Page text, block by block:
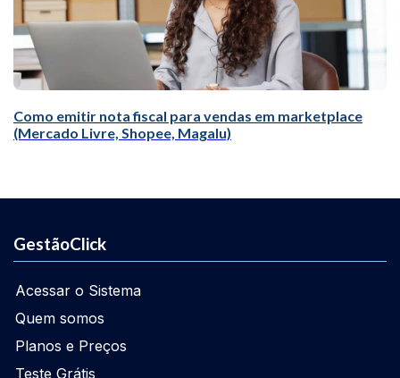
Como emitir nota fiscal para vendas em marketplace
(Mercado Livre, Shopee, Magalu)
GestãoClick
Acessar o Sistema
Quem somos
Planos e Preços
Teste Grátis